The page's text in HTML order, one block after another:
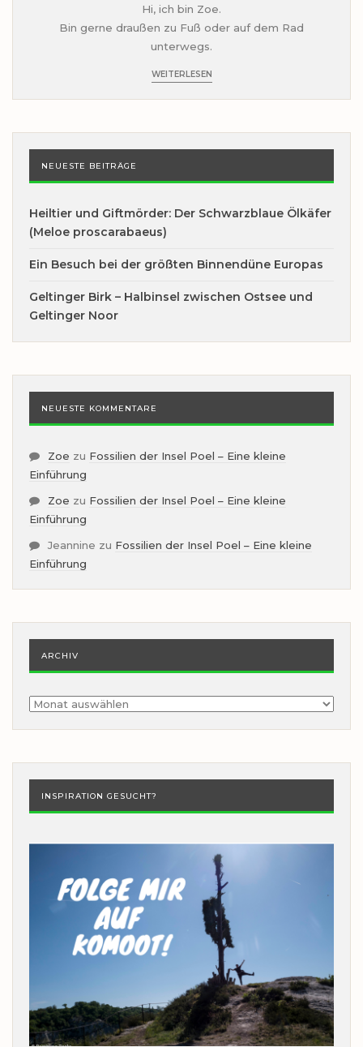
Hi, ich bin Zoe.
Bin gerne draußen zu Fuß oder auf dem Rad
unterwegs.
WEITERLESEN
NEUESTE BEITRÄGE
Heiltier und Giftmörder: Der Schwarzblaue Ölkäfer
(Meloe proscarabaeus)
Ein Besuch bei der größten Binnendüne Europas
Geltinger Birk – Halbinsel zwischen Ostsee und
Geltinger Noor
NEUESTE KOMMENTARE
Zoe zu Fossilien der Insel Poel – Eine kleine
Einführung
Zoe zu Fossilien der Insel Poel – Eine kleine
Einführung
Jeannine zu Fossilien der Insel Poel – Eine kleine
Einführung
ARCHIV
Archiv
INSPIRATION GESUCHT?